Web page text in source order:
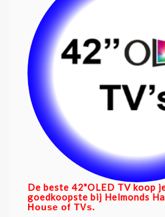
De beste 42"OLED TV koop
goedkoopste bij Helmonds
House of TVs.